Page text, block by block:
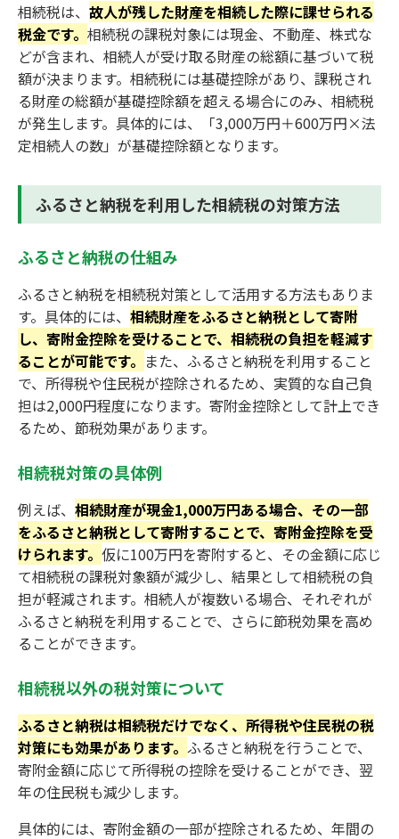
相続税は、 故人が残した財産を相続した際に課せられる
税金です。 相続税の課税対象には現金、不動産、株式な
どが含まれ、相続人が受け取る財産の総額に基づいて税
額が決まります。相続税には基礎控除があり、課税され
る財産の総額が基礎控除額を超える場合にのみ、相続税
が発生します。具体的には、「3,000万円＋600万円×法
定相続人の数」が基礎控除額となります。
ふるさと納税を利用した相続税の対策方法
ふるさと納税の仕組み
ふるさと納税を相続税対策として活用する方法もありま
す。具体的には、 相続財産をふるさと納税として寄附
し、寄附金控除を受けることで、相続税の負担を軽減す
ることが可能です。 また、ふるさと納税を利用すること
で、所得税や住民税が控除されるため、実質的な自己負
担は2,000円程度になります。寄附金控除として計上でき
るため、節税効果があります。
相続税対策の具体例
例えば、 相続財産が現金1,000万円ある場合、その一部
をふるさと納税として寄附することで、寄附金控除を受
けられます。 仮に100万円を寄附すると、その金額に応じ
て相続税の課税対象額が減少し、結果として相続税の負
担が軽減されます。相続人が複数いる場合、それぞれが
ふるさと納税を利用することで、さらに節税効果を高め
ることができます。
相続税以外の税対策について
ふるさと納税は相続税だけでなく、所得税や住民税の税
対策にも効果があります。 ふるさと納税を行うことで、
寄附金額に応じて所得税の控除を受けることができ、翌
年の住民税も減少します。
具体的には、寄附金額の一部が控除されるため、年間の